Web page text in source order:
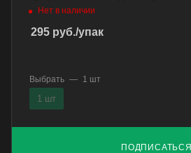
Нет в наличии
295 руб./упак
ПОДПИСАТЬСЯ
Выбрать — 1 шт
1 шт